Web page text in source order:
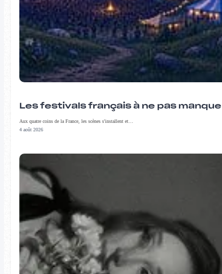
Les festivals français à ne pas
Aux quatre coins de la France, les scènes s'installent et…
4 août 2026